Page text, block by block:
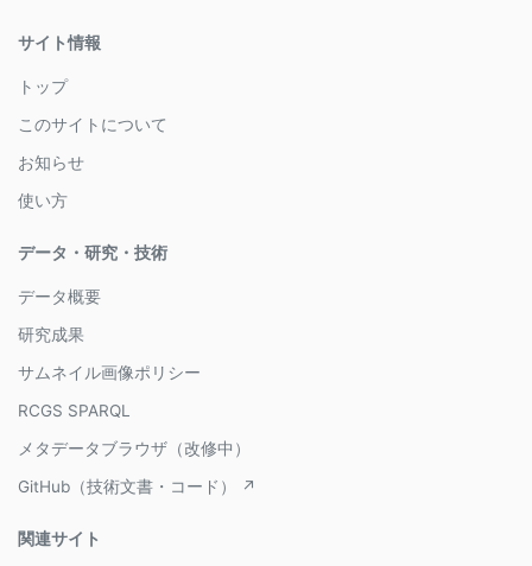
サイト情報
トップ
このサイトについて
お知らせ
使い方
データ・研究・技術
データ概要
研究成果
サムネイル画像ポリシー
RCGS SPARQL
メタデータブラウザ（改修中）
GitHub（技術文書・コード） ↗
関連サイト